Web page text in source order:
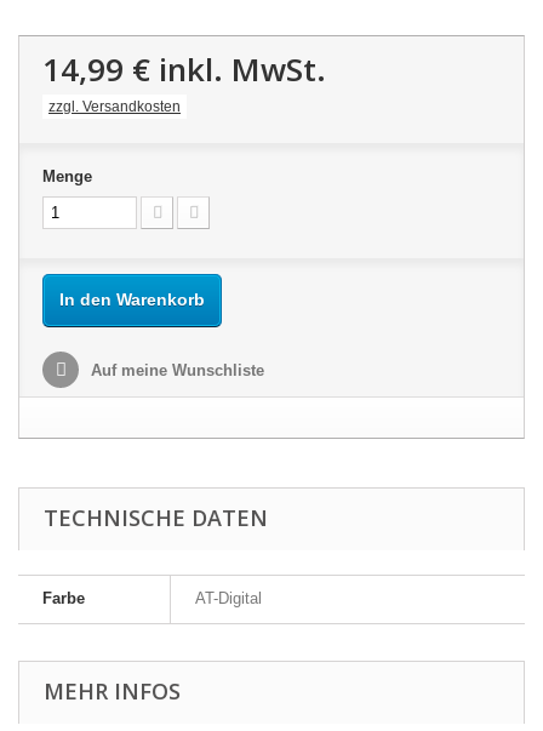
14,99 € inkl. MwSt.
zzgl. Versandkosten
Menge
In den Warenkorb
Auf meine Wunschliste
TECHNISCHE DATEN
Farbe AT-Digital
MEHR INFOS